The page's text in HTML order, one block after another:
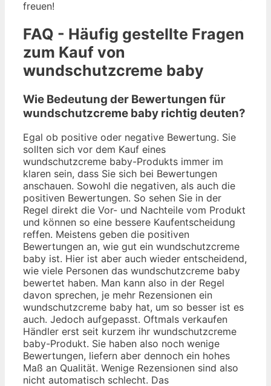
freuen!
FAQ - Häufig gestellte Fragen
zum Kauf von
wundschutzcreme baby
Wie Bedeutung der Bewertungen für
wundschutzcreme baby richtig deuten?
Egal ob positive oder negative Bewertung. Sie
sollten sich vor dem Kauf eines
wundschutzcreme baby-Produkts immer im
klaren sein, dass Sie sich bei Bewertungen
anschauen. Sowohl die negativen, als auch die
positiven Bewertungen. So sehen Sie in der
Regel direkt die Vor- und Nachteile vom Produkt
und können so eine bessere Kaufentscheidung
reffen. Meistens geben die positiven
Bewertungen an, wie gut ein wundschutzcreme
baby ist. Hier ist aber auch wieder entscheidend,
wie viele Personen das wundschutzcreme baby
bewertet haben. Man kann also in der Regel
davon sprechen, je mehr Rezensionen ein
wundschutzcreme baby hat, um so besser ist es
auch. Jedoch aufgepasst. Oftmals verkaufen
Händler erst seit kurzem ihr wundschutzcreme
baby-Produkt. Sie haben also noch wenige
Bewertungen, liefern aber dennoch ein hohes
Maß an Qualität. Wenige Rezensionen sind also
nicht automatisch schlecht. Das